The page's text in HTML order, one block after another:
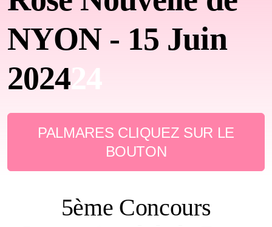
NYON - 15 Juin
202424
PALMARES CLIQUEZ SUR LE
BOUTON
5ème Concours